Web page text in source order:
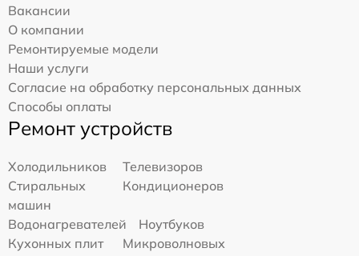
Вакансии
О компании
Ремонтируемые модели
Наши услуги
Согласие на обработку персональных данных
Способы оплаты
Ремонт устройств
Холодильников
Телевизоров
Стиральных
машин
Кондиционеров
Водонагревателей
Ноутбуков
Кухонных плит
Микроволновых